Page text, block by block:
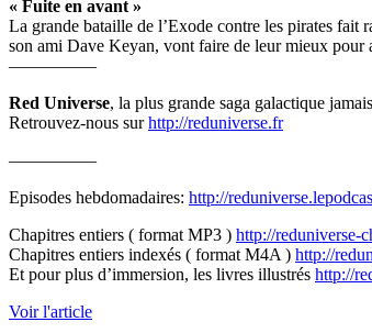
« Fuite en avant »
La grande bataille de l’Exode contre les pirates
son ami Dave Keyan, vont faire de leur mieux pour
—————
Red Universe, la plus grande saga galactique
Retrouvez-nous surhttp://reduniverse.fr
—————
Episodes hebdomadaires: http://
Chapitres entiers ( format MP3 ) http://reduniverse-
Chapitres entiers indexés ( format M4A ) http://
Et pour plus d’immersion, les livres illustrés http://
Voir l'article